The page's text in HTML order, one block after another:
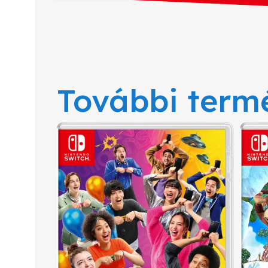
További